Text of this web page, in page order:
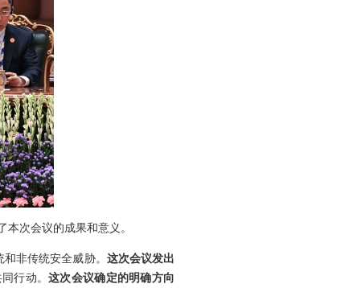
次会议的成果和意义。
非传统安全威胁。 这次会议发出
行动。这次会议确定的明确方向